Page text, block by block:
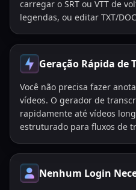
carregar o SRT ou VTT de
legendas, ou editar TXT/
Geração Rápida de
Você não precisa fazer
vídeos. O gerador de
rapidamente até vídeos
estruturado para fluxos de
Nenhum Login